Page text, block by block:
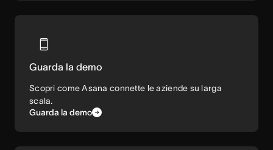
Guarda la demo
Scopri come Asana connette le aziende su larga
scala.
Guarda la demo